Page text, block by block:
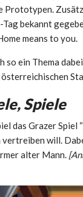
Prototypen.
bekannt
means to you.
ein Thema
Spiele
das Grazer Spiel “
will.
alter Mann.